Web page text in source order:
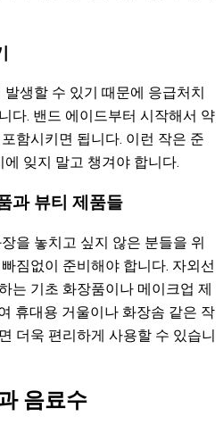
생할 수 있기 때문에 응급처치
다. 밴드 에이드부터 시작해서 약
함시키면 됩니다. 이런 작은 준
잊지 말고 챙겨야 합니다.
과 뷰티 제품들
을 놓치고 싶지 않은 분들을 위
짐없이 준비해야 합니다. 자외선
는 기초 화장품이나 메이크업 제
휴대용 거울이나 화장솜 같은 작
더욱 편리하게 사용할 수 있습니
음료수